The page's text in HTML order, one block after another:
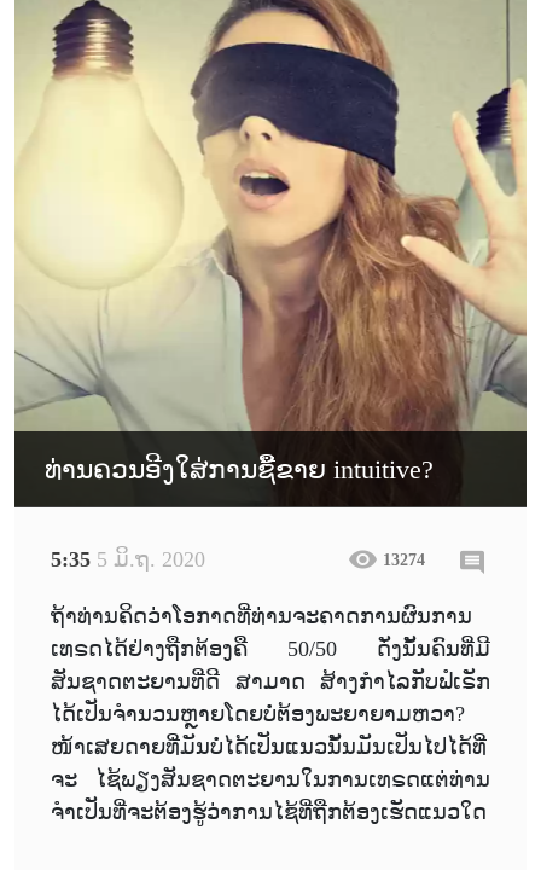
ທ່ານຄວນອີງໃສ່ການຊື້ຂາຍ intuitive?
5:35 5 ມິ.ຖ. 2020 13274
ຖ້າທ່ານຄິດວ່າໂອກາດທີ່ທ່ານຈະຄາດການຜົນການ
ເທຣດໄດ້ຢ່າງຖືກຕ້ອງຄື 50/50 ດັ່ງນັ້ນຄົນທີ່ມີ
ສັນຊາດຕະຍານທີ່ດີ ສາມາດ ສ້າງກຳໄລກັບຟໍເຣັກ
ໄດ້ເປັນຈຳນວນຫຼາຍໂດຍບໍ່ຕ້ອງພະຍາຍາມຫວາ?
ໜ້າເສຍດາຍທີ່ມັນບໍ່ໄດ້ເປັນແນວນັ້ນມັນເປັນໄປໄດ້ທີ່
ຈະ ໄຊ້ພຽງສັນຊາດຕະຍານໃນການເທຣດແຕ່ທ່ານ
ຈຳເປັນທີ່ຈະຕ້ອງຮູ້ວ່າການໄຊ້ທີ່ຖືກຕ້ອງເຮັດແນວໃດ